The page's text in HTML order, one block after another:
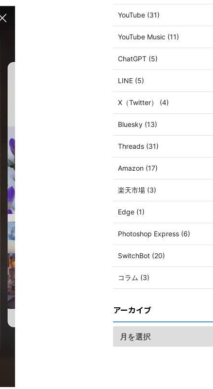
YouTube (31)
YouTube Music (11)
ChatGPT (5)
LINE (5)
X（Twitter） (4)
Bluesky (13)
Threads (31)
Amazon (17)
楽天市場 (3)
Edge (1)
Photoshop Express (6)
SwitchBot (20)
コラム (3)
アーカイブ